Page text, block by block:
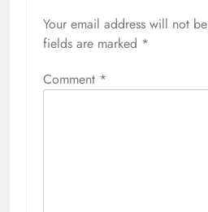
Your email address will not
fields are marked *
Comment *